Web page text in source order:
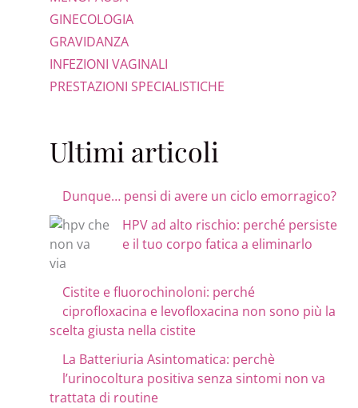
GINECOLOGIA
GRAVIDANZA
INFEZIONI VAGINALI
PRESTAZIONI SPECIALISTICHE
Ultimi articoli
Dunque… pensi di avere un ciclo emorragico?
HPV ad alto rischio: perché persiste
e il tuo corpo fatica a eliminarlo
Cistite e fluorochinoloni: perché
ciprofloxacina e levofloxacina non sono più la
scelta giusta nella cistite
La Batteriuria Asintomatica: perchè
l’urinocoltura positiva senza sintomi non va
trattata di routine